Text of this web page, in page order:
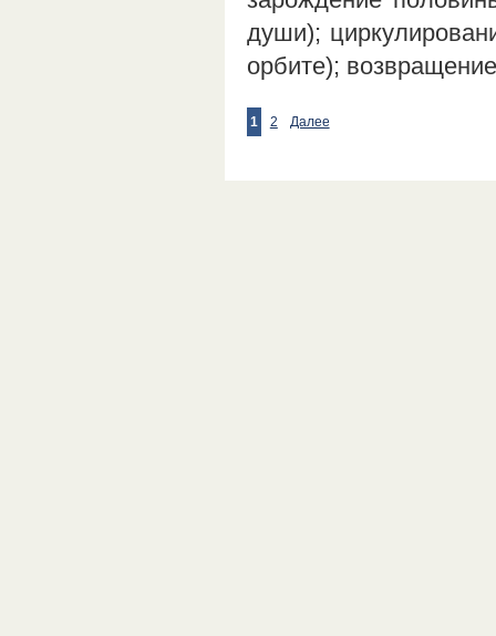
души);
орбите);
1 2 Далее